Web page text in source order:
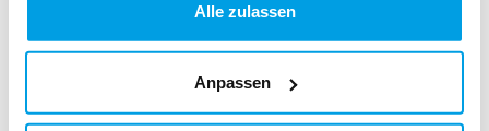
Alle zulassen
Anpassen